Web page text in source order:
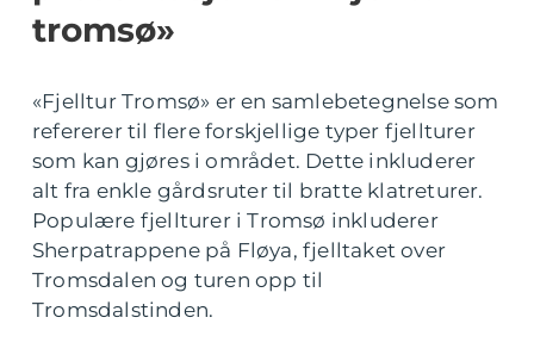
tromsø»
«Fjelltur Tromsø» er en samlebetegnelse som
refererer til flere forskjellige typer fjellturer
som kan gjøres i området. Dette inkluderer
alt fra enkle gårdsruter til bratte klatreturer.
Populære fjellturer i Tromsø inkluderer
Sherpatrappene på Fløya, fjelltaket over
Tromsdalen og turen opp til
Tromsdalstinden.